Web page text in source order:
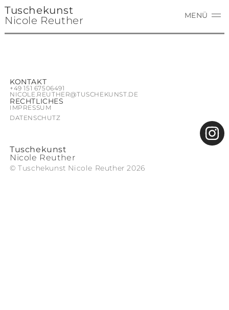
Tuschekunst
Nicole Reuther
MENÜ
LEERE
Tuschekunst
Nicole Reuther
© Tuschekunst Nicole Reuther 2026
RECHTLICHES
IMPRESSUM
DATENSCHUTZ
KONTAKT
+49 ‭151 67506491‬
NICOLE.REUTHER@TUSCHEKUNST.DE